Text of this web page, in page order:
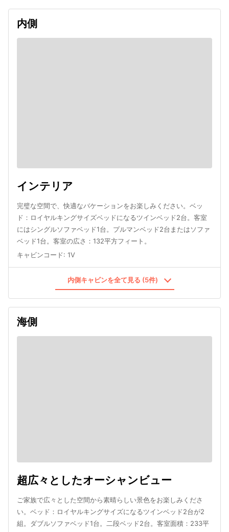
内側
インテリア
完璧な空間で、快適なバケーションをお楽しみください。ベッ
ド：ロイヤルキングサイズベッドになるツインベッド2台。客室
にはシングルソファベッド1台。プルマンベッド2台またはソファ
ベッド1台。客室の広さ：132平方フィート。
キャビンコード: 1V
内側キャビンを全て見る (5件)
海側
超広々としたオーシャンビュー
ご家族で広々とした空間から素晴らしい景色をお楽しみくださ
い。ベッド：ロイヤルキングサイズになるツインベッド2台が2
組。ダブルソファベッド1台。二段ベッド2台。客室面積：233平